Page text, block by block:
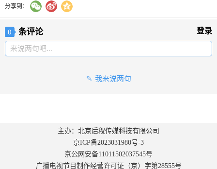
分享到：
0 条评论 登录
来说两句吧...
我来说两句
主办：北京后稷传媒科技有限公司
京ICP备2023031980号-3
京公网安备11011502037545号
广播电视节目制作经营许可证（京）字第28555号